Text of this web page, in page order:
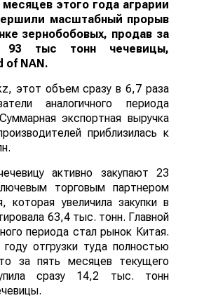
этого года аграрии
масштабный прорыв
зернобобовых, продав за
93 тыс тонн чечевицы,
of NAN.
этот объем сразу в 6,7 раза
аналогичного периода
экспортная выручка
приблизилась к
активно закупают 23
торговым партнером
которая увеличила закупки в
63,4 тыс. тонн. Главной
периода стал рынок Китая.
отгрузки туда полностью
за пять месяцев текущего
сразу 14,2 тыс. тонн